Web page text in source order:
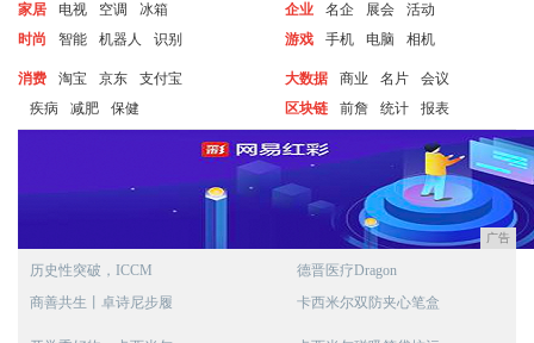
家居 电视 空调
冰箱
时尚
智能 机器人 识别
企业 名企 展会
活动
游戏
手机 电脑 相机
消费 淘宝 京东
支付宝
疾病
减肥 保健
大数据 商业 名片
会议
区块链
前詹 统计 报表
广告
历史性突破，ICCM
商善共生丨卓诗尼步履
德晋医疗Dragon
卡西米尔双防夹心笔盒